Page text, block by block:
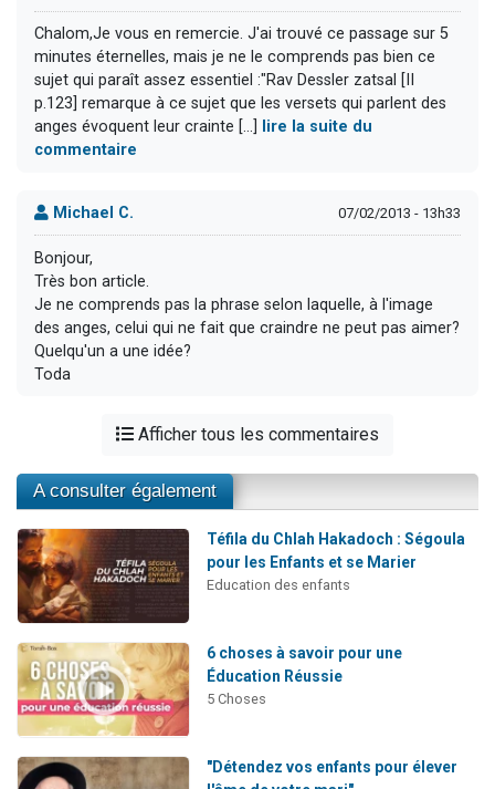
Chalom,Je vous en remercie. J'ai trouvé ce passage sur 5
minutes éternelles, mais je ne le comprends pas bien ce
sujet qui paraît assez essentiel :"Rav Dessler zatsal [II
p.123] remarque à ce sujet que les versets qui parlent des
anges évoquent leur crainte [...] lire la suite du
commentaire
Michael C. 07/02/2013 - 13h33
Bonjour,
Très bon article.
Je ne comprends pas la phrase selon laquelle, à l'image
des anges, celui qui ne fait que craindre ne peut pas aimer?
Quelqu'un a une idée?
Toda
Afficher tous les commentaires
A consulter également
Téfila du Chlah Hakadoch : Ségoula
pour les Enfants et se Marier
Education des enfants
6 choses à savoir pour une
Éducation Réussie
5 Choses
"Détendez vos enfants pour élever